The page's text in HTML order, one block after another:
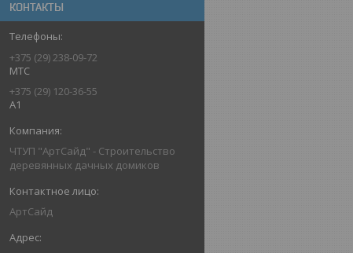
КОНТАКТЫ
+375 (29) 238-09-72
МТС
+375 (29) 120-36-55
А1
ЧТУП "АртСайд" - Строительство
деревянных дачных домиков
АртСайд